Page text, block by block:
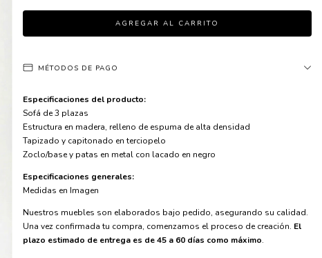
MÉTODOS DE PAGO
Especificaciones del producto:
Sofá de 3 plazas
Estructura en madera, relleno de espuma de alta densidad
Tapizado y capitonado en terciopelo
Zoclo/base y patas en metal con lacado en negro
Especificaciones generales:
Medidas en Imagen
Nuestros muebles son elaborados bajo pedido, asegurando su calidad.
Una vez confirmada tu compra, comenzamos el proceso de creación. El
plazo estimado de entrega es de 45 a 60 días como máximo.